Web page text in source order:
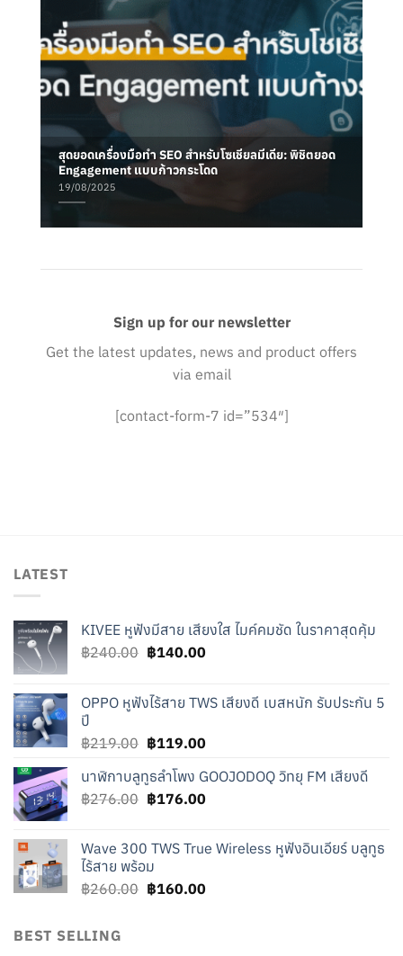
สุดยอดเครื่องมือทำ SEO สำหรับโซเชียลมีเดีย: พิชิตยอด
Engagement แบบก้าวกระโดด
19/08/2025
Sign up for our newsletter
Get the latest updates, news and product offers
via email
[contact-form-7 id=”534″]
LATEST
KIVEE หูฟังมีสาย เสียงใส ไมค์คมชัด ในราคาสุดคุ้ม
฿240.00 Original
฿240.00.
฿140.00Current
฿140.00.
OPPO หูฟังไร้สาย TWS เสียงดี เบสหนัก รับประกัน 5
ปี
฿219.00 Original
was:
฿219.00.
฿119.00Current
is:
฿119.00.
นาฬิกาบลูทูธลำโพง GOOJODOQ วิทยุ FM เสียงดี
฿276.00 Original
฿276.00.
฿176.00Current
฿176.00.
Wave 300 TWS True Wireless หูฟังอินเอียร์ บลูทูธ
ไร้สาย พร้อม
฿260.00 Original
฿160.00Current
BEST SELLING